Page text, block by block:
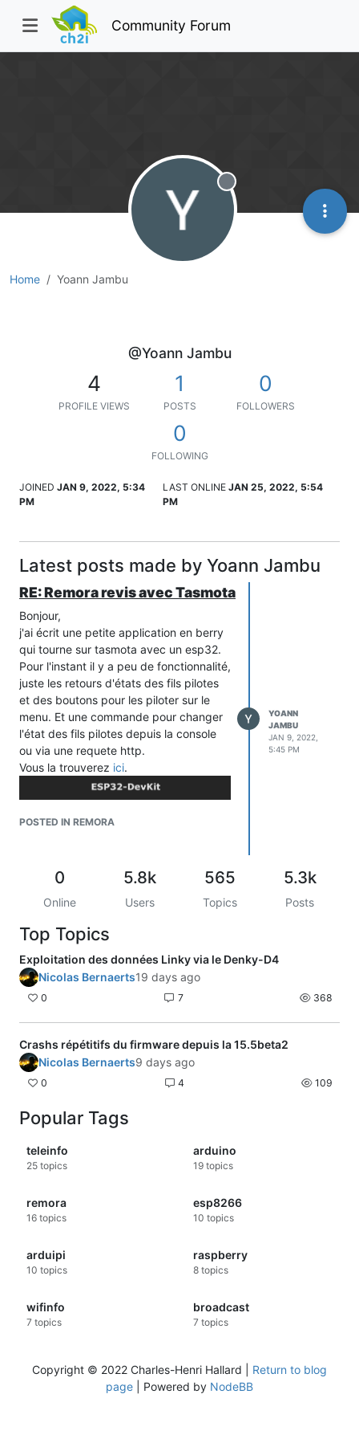
Community Forum
Home Yoann Jambu
Offline
@Yoann Jambu
4
PROFILE VIEWS
1
POSTS
0
FOLLOWERS
0
FOLLOWING
JOINED JAN 9, 2022, 5:34
PM
LAST ONLINE JAN 25, 2022, 5:54
PM
Latest posts made by Yoann Jambu
RE: Remora revis avec Tasmota
Bonjour,
j'ai écrit une petite application en berry
qui tourne sur tasmota avec un esp32.
Pour l'instant il y a peu de fonctionnalité,
juste les retours d'états des fils pilotes
et des boutons pour les piloter sur le
menu. Et une commande pour changer
l'état des fils pilotes depuis la console
ou via une requete http.
Vous la trouverez ici.
POSTED IN REMORA
YOANN
JAMBU
JAN 9, 2022,
5:45 PM
0
Online
5.8k
Users
565
Topics
5.3k
Posts
Top Topics
Exploitation des données Linky via le Denky-D4
Nicolas Bernaerts19 days ago
0 7 368
Crashs répétitifs du firmware depuis la 15.5beta2
Nicolas Bernaerts9 days ago
0 4 109
Popular Tags
teleinfo
25 topics
arduino
19 topics
remora
16 topics
esp8266
10 topics
arduipi
10 topics
raspberry
8 topics
wifinfo
7 topics
broadcast
7 topics
Copyright © 2022 Charles-Henri Hallard | Return to blog
page | Powered by NodeBB